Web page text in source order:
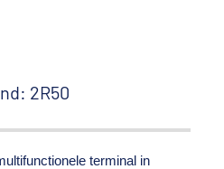
2R50
terminal in